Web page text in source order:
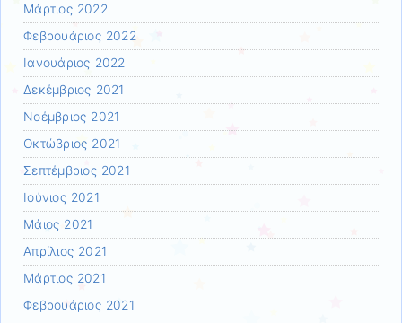
Μάρτιος 2022
Φεβρουάριος 2022
Ιανουάριος 2022
Δεκέμβριος 2021
Νοέμβριος 2021
Οκτώβριος 2021
Σεπτέμβριος 2021
Ιούνιος 2021
Μάιος 2021
Απρίλιος 2021
Μάρτιος 2021
Φεβρουάριος 2021